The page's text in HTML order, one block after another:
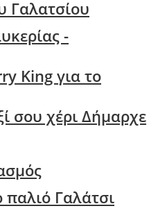
Γαλατσίου
-
King για το
σου χέρι Δήμαρχε
Γαλάτσι